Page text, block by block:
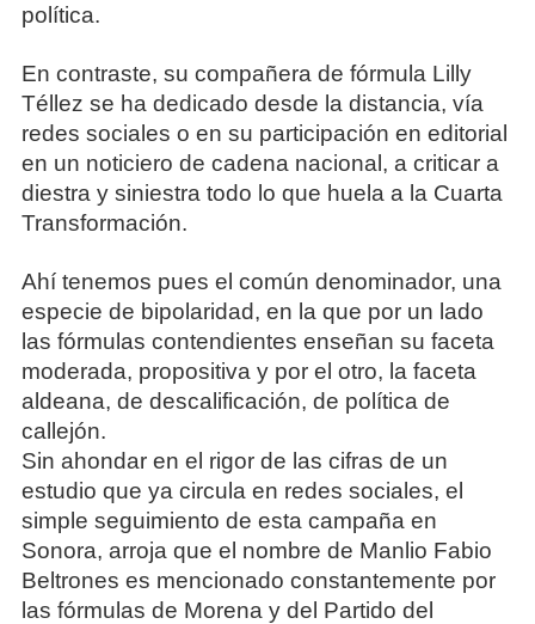
política.
En contraste, su compañera de fórmula Lilly
Téllez se ha dedicado desde la distancia, vía
redes sociales o en su participación en editorial
en un noticiero de cadena nacional, a criticar a
diestra y siniestra todo lo que huela a la Cuarta
Transformación.
Ahí tenemos pues el común denominador, una
especie de bipolaridad, en la que por un lado
las fórmulas contendientes enseñan su faceta
moderada, propositiva y por el otro, la faceta
aldeana, de descalificación, de política de
callejón.
Sin ahondar en el rigor de las cifras de un
estudio que ya circula en redes sociales, el
simple seguimiento de esta campaña en
Sonora, arroja que el nombre de Manlio Fabio
Beltrones es mencionado constantemente por
las fórmulas de Morena y del Partido del